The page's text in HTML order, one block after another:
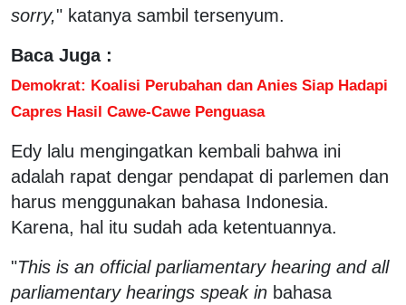
sorry," katanya sambil tersenyum.
Baca Juga :
Demokrat: Koalisi Perubahan dan Anies Siap Hadapi
Capres Hasil Cawe-Cawe Penguasa
Edy lalu mengingatkan kembali bahwa ini
adalah rapat dengar pendapat di parlemen dan
harus menggunakan bahasa Indonesia.
Karena, hal itu sudah ada ketentuannya.
"This is an official parliamentary hearing and all
parliamentary hearings speak in bahasa